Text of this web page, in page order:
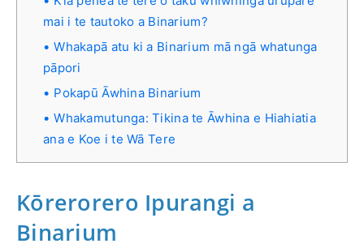
mai i te tautoko a Binarium?
Whakapā atu ki a Binarium mā ngā whatunga
pāpori
Pokapū Āwhina Binarium
Whakamutunga: Tikina te Āwhina e Hiahiatia
ana e Koe i te Wā Tere
Kōrerorero Ipurangi a
Binarium